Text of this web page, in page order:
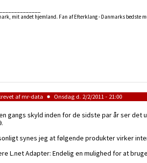
mit andet hjemland. Fan af Efterklang - Danmarks bedste
afmr-data Onsdag d. 2/2/2011 - 21:00
gangs skyld inden for de sidste par år ser
synes jeg at følgende produkter virker
L.net Adapter: Endelig en mulighed for at